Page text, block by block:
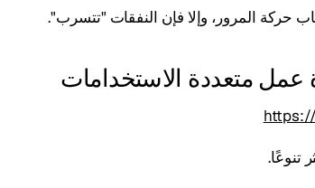
المرور، وإلا فإن النفقات "تتسرب".
عمل متعددة الاستخدامات